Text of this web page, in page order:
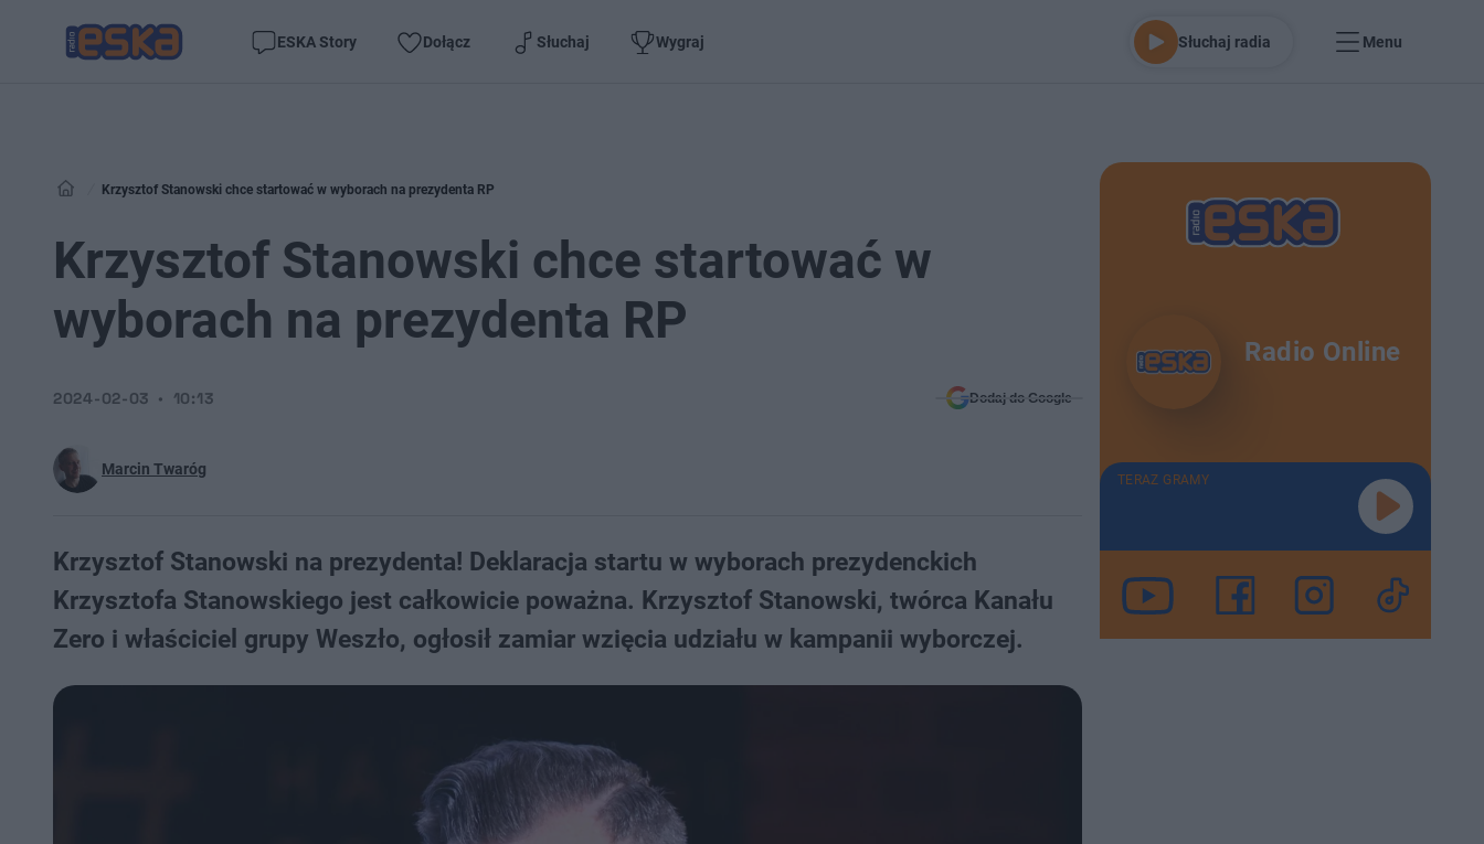
ESKA Story Dołącz Słuchaj Wygraj Słuchaj radia Menu
Krzysztof Stanowski chce startować w wyborach na prezydenta RP
Krzysztof Stanowski chce startować w
wyborach na prezydenta RP
Marcin Twaróg
2024-02-03 10:13 Dodaj do Google
Krzysztof Stanowski na prezydenta! Deklaracja startu w wyborach prezydenckich
Krzysztofa Stanowskiego jest całkowicie poważna. Krzysztof Stanowski, twórca Kanału
Zero i właściciel grupy Weszło, ogłosił zamiar wzięcia udziału w kampanii wyborczej.
Radio Online
TERAZ GRAMY